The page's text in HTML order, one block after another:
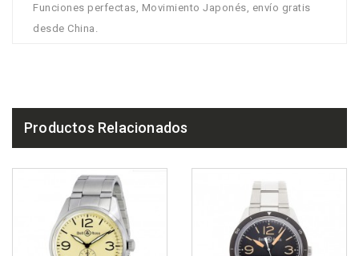
Funciones perfectas, Movimiento Japonés, envío gratis
desde China.
Productos Relacionados